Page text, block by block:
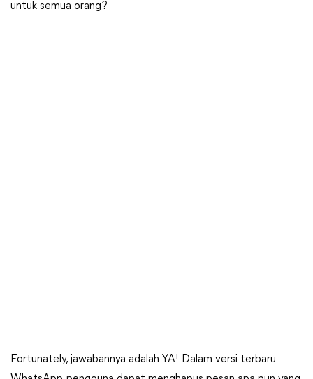
untuk semua orang?
Fortunately, jawabannya adalah YA! Dalam versi terbaru